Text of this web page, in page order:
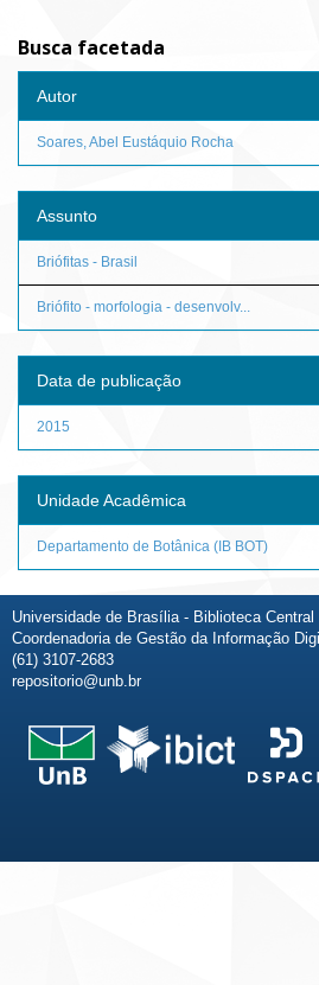
Busca facetada
Autor
Soares, Abel Eustáquio Rocha
Assunto
Briófitas - Brasil
Briófito - morfologia - desenvolv...
Data de publicação
2015
Unidade Acadêmica
Departamento de Botânica (IB BOT)
Universidade de Brasília - Biblioteca Central
Coordenadoria de Gestão da Informação
(61) 3107-2683
repositorio@unb.br